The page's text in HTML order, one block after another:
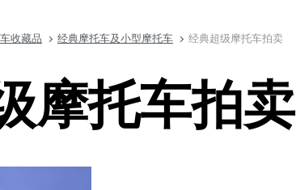
收藏品 经典摩托车及小型摩托车 经典超级摩托车拍卖
摩托车拍卖